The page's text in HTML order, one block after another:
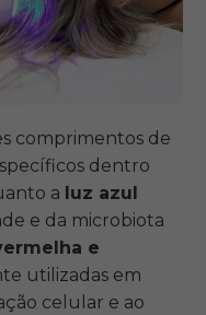
comprimentos de
dentro
a luz azul
e da microbiota
e
utilizadas em
celular e ao